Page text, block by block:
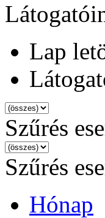
Lap
Szűrés
Szűrés
Hónap